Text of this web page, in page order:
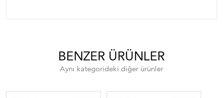
BENZER ÜRÜNLER
Aynı kategorideki diğer ürünler